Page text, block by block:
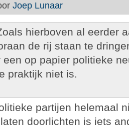
Joep Lunaar
hierboven al eerder
de rij staan te
een op papier politieke
praktijk niet is.
partijen helemaal
doorlichten is iets